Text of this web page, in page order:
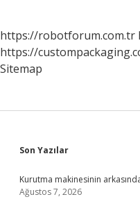
https://robotforum.com.tr
https://
Sitemap
Sidebar
Son Yazılar
Kurutma makinesinin
Ağustos 7, 2026